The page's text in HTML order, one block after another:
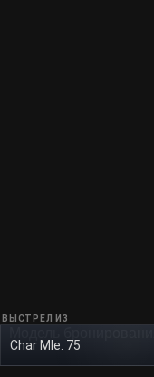
ВЫСТРЕЛ ИЗ
Char Mle. 75